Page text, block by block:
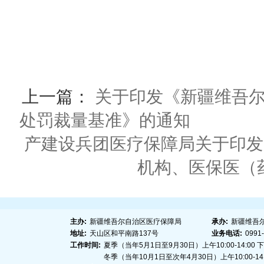
上一篇： 关于印发《新疆维吾
处罚裁量基准》的通知
产建设兵团医疗保障局关于印
机构、医保医（
主办: 新疆维吾尔自治区医疗保障局 承办: 新疆维吾
地址: 天山区和平南路137号 业务电话:
工作时间: 夏季（当年5月1日至9月30日）上午10:00-14:00
冬季（当年10月1日至次年4月30日）上午10:00-